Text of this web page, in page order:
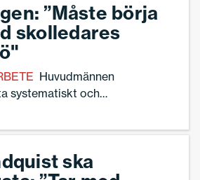
över – och att huvudmannen
samt fördelar
till arbetsmiljö annorlunda.
”Måste börja
skolledares
Huvudmännen
systematiskt och
till Sveriges
Sveriges Skolledare
”Allvarliga
ska